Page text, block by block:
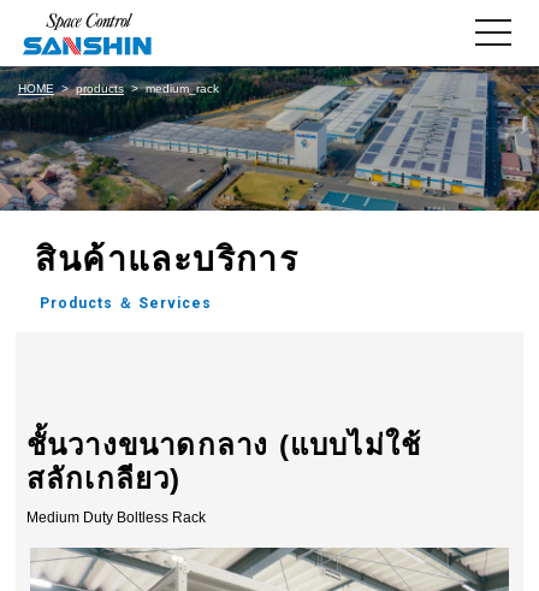
toggle
HOME products medium_rack
สินค้าและบริการ
Products ＆ Services
ชั้นวางขนาดกลาง (แบบไม่ใช้
สลักเกลียว)
Medium Duty Boltless Rack